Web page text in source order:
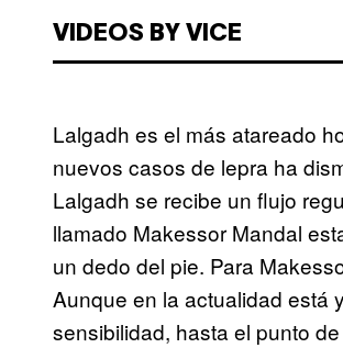
VIDEOS BY VICE
Lalgadh es el más atareado
nuevos casos de lepra ha
Lalgadh se recibe un flujo
llamado Makessor Mandal
un dedo del pie. Para
Aunque en la actualidad está
sensibilidad, hasta el punto